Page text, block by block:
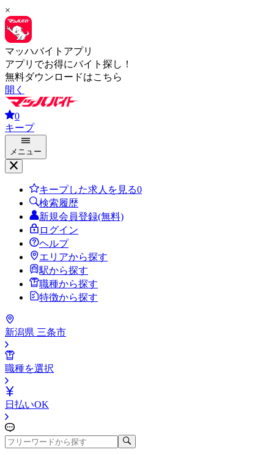
×
マッハバイトアプリ
アプリでお得にバイト探し！
無料ダウンロードはこちら
開く
0
キープ
メニュー
キープした求人を見る0
検索履歴
新規会員登録(無料)
ログイン
ヘルプ
エリアから探す
駅から探す
職種から探す
特徴から探す
新潟県 三条市
職種を選択
日払いOK